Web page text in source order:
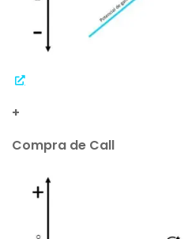
+
Compra de Call